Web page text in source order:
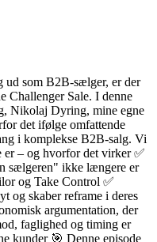
ud som B2B-sælger, er der
Challenger Sale. I denne
Nikolaj Dyring, mine egne
det ifølge omfattende
i komplekse B2B-salg. Vi
– og hvorfor det virker ✅
sælgeren" ikke længere er
og Take Control ✅
og skaber reframe i deres
argumentation, der
faglighed og timing er
kunder 🎯 Denne episode